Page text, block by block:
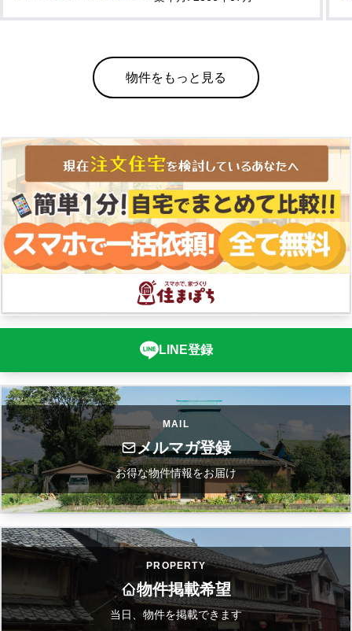
物件をもっと見る
LINE登録
MAIL
メルマガ登録
お得な物件情報をお届け
PROPERTY
物件掲載希望
当日、物件を掲載できます